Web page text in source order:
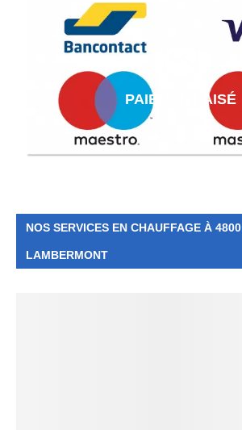
PAIEMENT AISÉ
NOS SERVICES EN CHAUFFAGE À 4800
LAMBERMONT